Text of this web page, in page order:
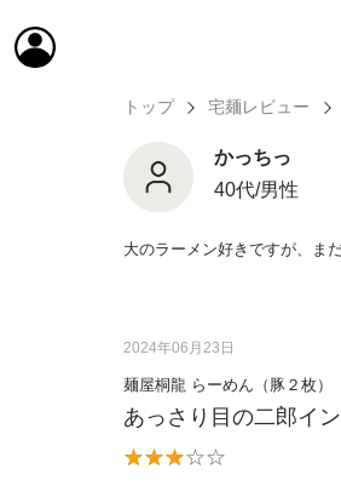
トップ 宅麺レビュー
かっちっ
40代/男性
大のラーメン好きですが、ま
2024年06月23日
麺屋桐龍 らーめん（豚２枚）
あっさり目の二郎イ